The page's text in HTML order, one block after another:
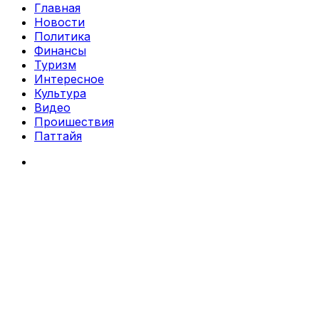
Главная
Новости
Политика
Финансы
Туризм
Интересное
Культура
Видео
Проишествия
Паттайя